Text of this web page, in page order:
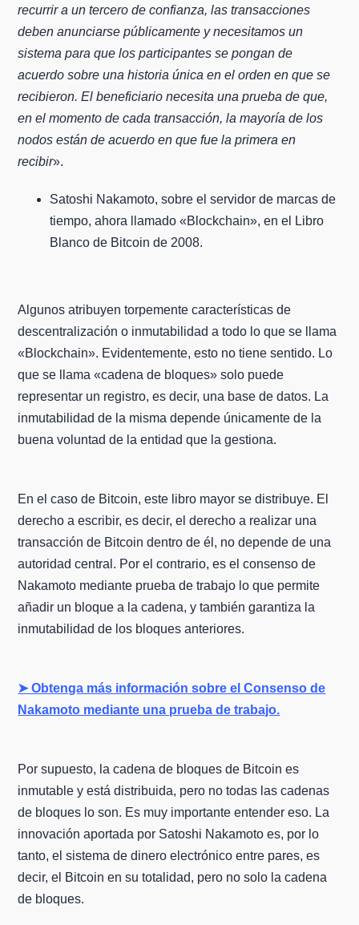
recurrir a un tercero de confianza, las transacciones
deben anunciarse públicamente y necesitamos un
sistema para que los participantes se pongan de
acuerdo sobre una historia única en el orden en que se
recibieron. El beneficiario necesita una prueba de que,
en el momento de cada transacción, la mayoría de los
nodos están de acuerdo en que fue la primera en
recibir».
Satoshi Nakamoto, sobre el servidor de marcas de
tiempo, ahora llamado «Blockchain», en el Libro
Blanco de Bitcoin de 2008.
Algunos atribuyen torpemente características de
descentralización o inmutabilidad a todo lo que se llama
«Blockchain». Evidentemente, esto no tiene sentido. Lo
que se llama «cadena de bloques» solo puede
representar un registro, es decir, una base de datos. La
inmutabilidad de la misma depende únicamente de la
buena voluntad de la entidad que la gestiona.
En el caso de Bitcoin, este libro mayor se distribuye. El
derecho a escribir, es decir, el derecho a realizar una
transacción de Bitcoin dentro de él, no depende de una
autoridad central. Por el contrario, es el consenso de
Nakamoto mediante prueba de trabajo lo que permite
añadir un bloque a la cadena, y también garantiza la
inmutabilidad de los bloques anteriores.
➤ Obtenga más información sobre el Consenso de
Nakamoto mediante una prueba de trabajo.
Por supuesto, la cadena de bloques de Bitcoin es
inmutable y está distribuida, pero no todas las cadenas
de bloques lo son. Es muy importante entender eso. La
innovación aportada por Satoshi Nakamoto es, por lo
tanto, el sistema de dinero electrónico entre pares, es
decir, el Bitcoin en su totalidad, pero no solo la cadena
de bloques.